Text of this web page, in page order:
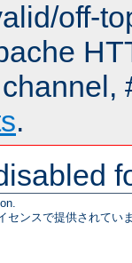
off-
.
センスで提供されてい